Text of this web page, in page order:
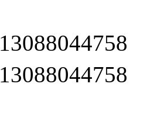
13088044758
13088044758